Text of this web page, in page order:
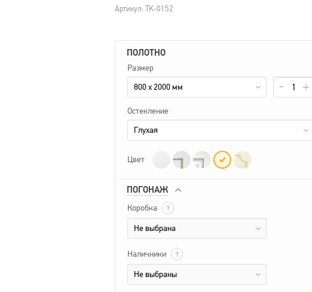
Артикул: TK-0152
ПОЛОТНО
Размер
800 x 2000 мм
Остекление
Глухая
Цвет
ПОГОНАЖ
Коробка ?
Не выбрана
Наличники ?
Не выбраны